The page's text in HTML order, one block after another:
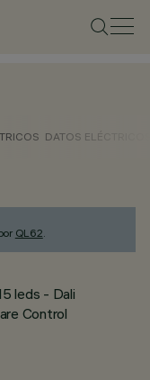
DATOS
QL62.
leds - Dali
Control